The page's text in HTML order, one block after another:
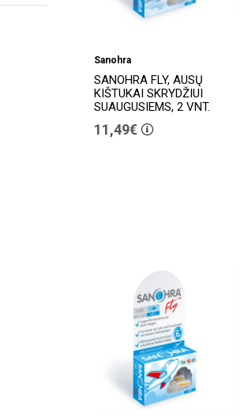
Sanohra
SANOHRA FLY, AUSŲ
KIŠTUKAI SKRYDŽIUI
SUAUGUSIEMS, 2 VNT.
11,49€